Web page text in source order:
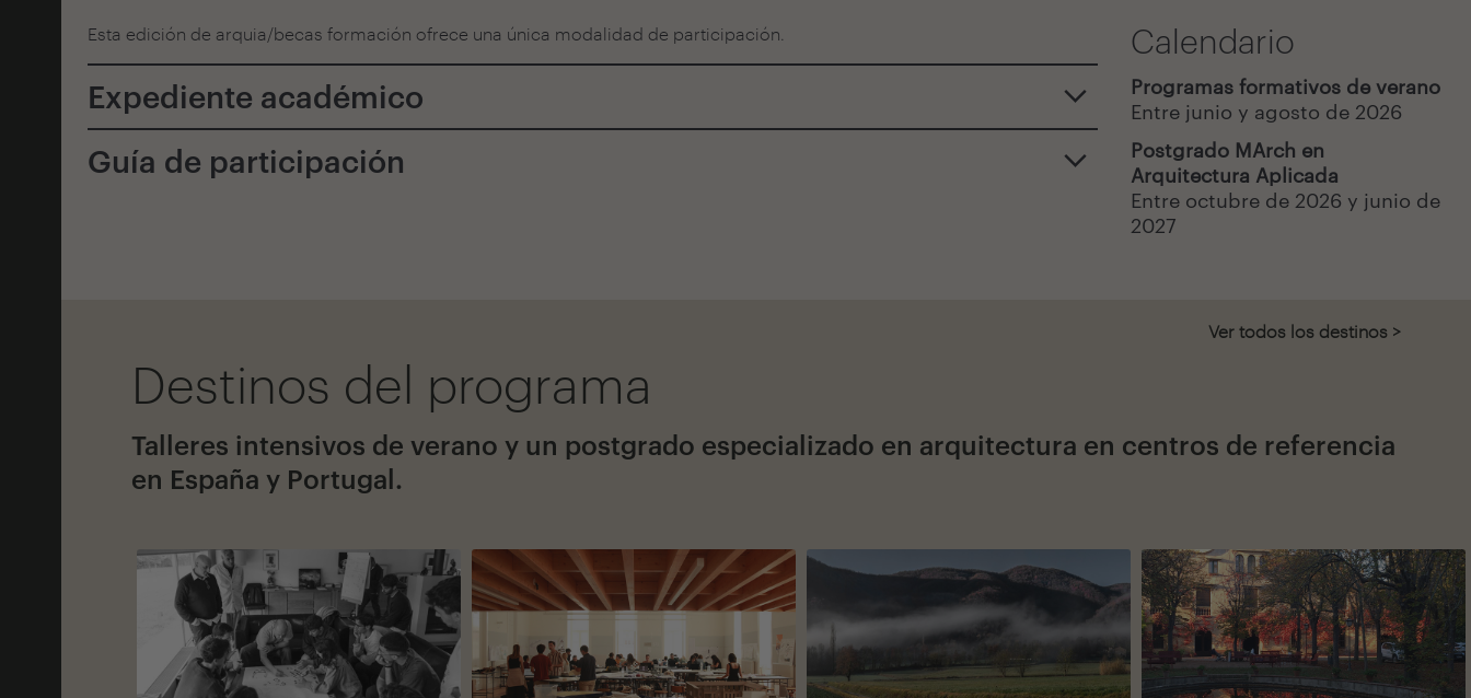
Esta edición de arquia/becas formación ofrece una única modalidad de participación.
Expediente académico
Guía de participación
Calendario
Programas formativos de verano
Entre junio y agosto de 2026
Postgrado MArch en
Arquitectura Aplicada
Entre octubre de 2026 y junio de
2027
Ver todos los destinos >
Destinos del programa
Talleres intensivos de verano y un postgrado especializado en arquitectura en centros de referencia
en España y Portugal.